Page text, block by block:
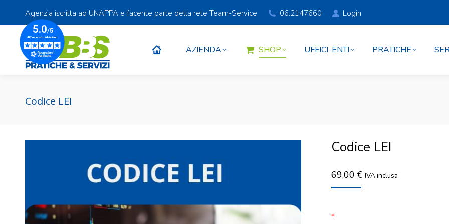
Agenzia iscritta ad UNAPPA e facente parte della rete Team-Service 06.2147660 Login
AZIENDA SHOP UFFICI-ENTI PRATICHE
Codice LEI
Codice LEI
69,00€ IVA inclusa
*
AZIENDA SHOP UFFICI-ENTI